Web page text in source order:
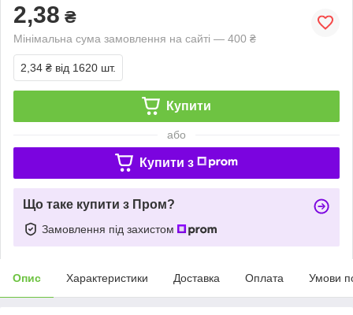
2,38 ₴
Мінімальна сума замовлення на сайті — 400 ₴
2,34 ₴ від 1620 шт.
Купити
або
Купити з
Що таке купити з Пром?
Замовлення під захистом
Опис Характеристики Доставка Оплата Умови